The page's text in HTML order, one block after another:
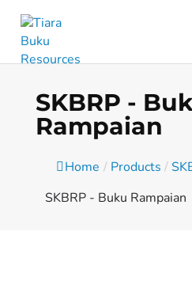
SKBRP -
Rampaian
Home / Products /
SKBRP - Buku Rampaian